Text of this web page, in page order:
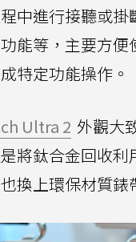
中進行接聽或掛
能等，主要方便
特定功能操作。
Ultra 2 外觀大
將鈦合金回收利
換上環保材質錶